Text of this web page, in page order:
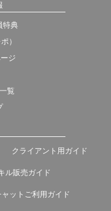
特典
）
ジ
覧
クライアント用ガイド
ル販売ガイド
ャットご利用ガイド